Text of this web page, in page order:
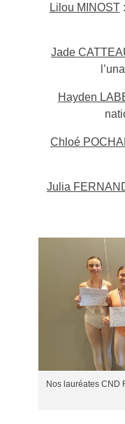
Lilou MINOST:
Jade
Hayden
Chloé
Julia
Nos lauréates CND